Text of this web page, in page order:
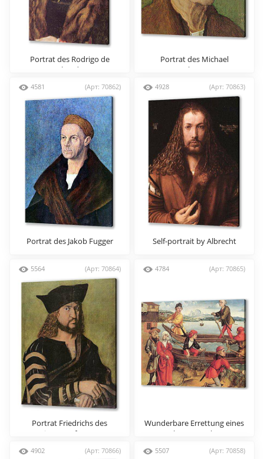
Portrat des Rodrigo de
Almada
Portrat des Michael
Wolgemut
4581 (Арт: 70862)
Portrat des Jakob Fugger
4928 (Арт: 70863)
Self-portrait by Albrecht
5564 (Арт: 70864)
Portrat Friedrichs des
Weisen, Kurfurst von
4784 (Арт: 70865)
Wunderbare Errettung eines
ertrunkenen Knaben aus
4902 (Арт: 70866) 5507 (Арт: 70858)